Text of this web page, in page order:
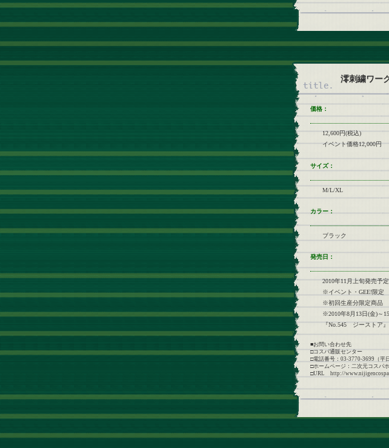
澪刺繍ワー
価格：
12,600円(税込)
イベント価格12,000円
サイズ：
M/L/XL
カラー：
ブラック
発売日：
2010年11月上旬発売予定
※イベント・GEE!限定
※初回生産分限定商品
※2010年8月13日(金)～
『No.545 ジーストア
■お問い合わせ先
□コスパ通販センター
□電話番号：03-3770-3699（平
□ホームページ：二次元コスパ
□URL http://